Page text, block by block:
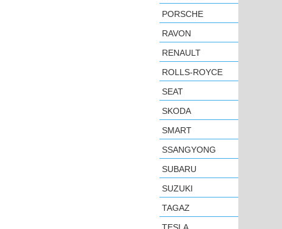
PORSCHE
RAVON
RENAULT
ROLLS-ROYCE
SEAT
SKODA
SMART
SSANGYONG
SUBARU
SUZUKI
TAGAZ